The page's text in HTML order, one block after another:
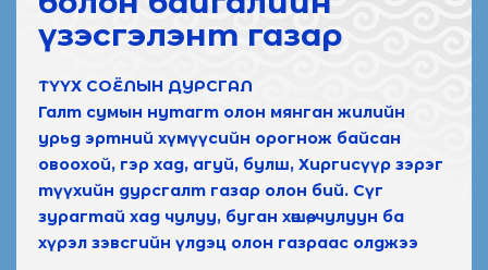
үзэсгэлэнт газар
ТҮҮХ СОЁЛЫН ДУРСГАЛ
Галт сумын нутагт олон мянган жилийн
урьд эртний хүмүүсийн орогнож байсан
овоохой, гэр хад, агуй, булш, Хиргисүүр зэрэг
түүхийн дурсгалт газар олон бий. Сүг
зурагтай хад чулуу, буган хөшөө, чулуун ба
хүрэл зэвсгийн үлдэц олон газраас олджээ